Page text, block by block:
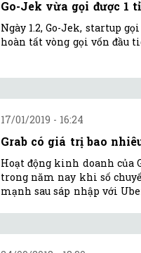
Go-Jek vừa gọi được 1
Ngày 1.2, Go-Jek, startup
hoàn tất vòng gọi vốn đầu
17/01/2019 - 16:24
Grab có giá trị bao
Hoạt động kinh doanh của
trong năm nay khi số
mạnh sau sáp nhập với